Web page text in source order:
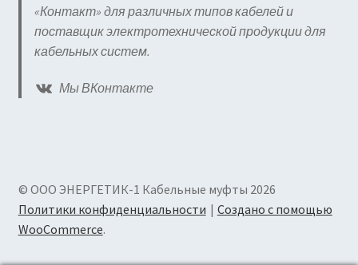
«Контакт» для различных типов кабелей и
поставщик электротехнической продукции для
кабельных систем.
Мы ВКонтакте
© ООО ЭНЕРГЕТИК-1 Кабельные муфты 2026
Политики конфиденциальности
Создано с помощью
WooCommerce.